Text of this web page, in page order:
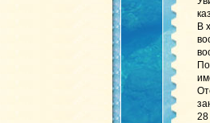
В
28